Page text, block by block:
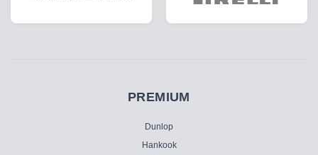
PREMIUM
Dunlop
Hankook